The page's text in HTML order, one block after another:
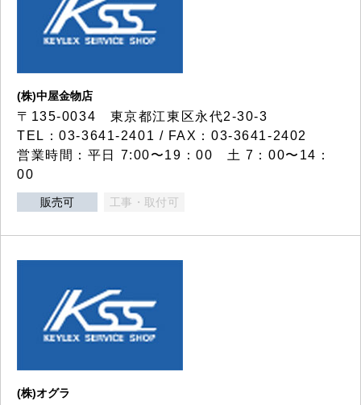
(株)中屋金物店
〒135-0034 東京都江東区永代2-30-3
TEL：03-3641-2401 / FAX：03-3641-2402
営業時間：平日 7:00〜19：00 土 7：00〜14：
00
販売可 工事・取付可
(株)オグラ